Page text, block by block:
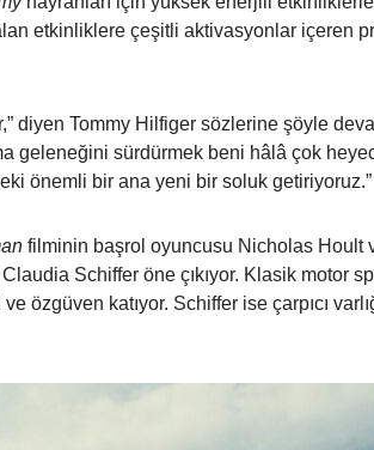
etkinliklere çeşitli aktivasyonlar içeren
diyen Tommy Hilfiger sözlerine şöyle
geleneğini sürdürmek beni hâlâ çok
önemli bir ana yeni bir soluk getiriyoruz.”
filminin başrol oyuncusu Nicholas Hoult
Schiffer öne çıkıyor. Klasik motor
özgüven katıyor. Schiffer ise çarpıcı